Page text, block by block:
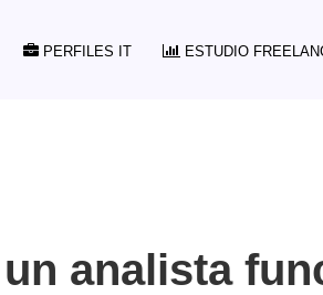
PERFILES IT ESTUDIO
analista